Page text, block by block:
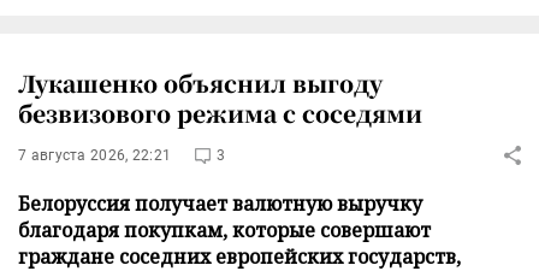
Лукашенко объяснил выгоду
безвизового режима с соседями
7 августа 2026, 22:21 3
Белоруссия получает валютную выручку
благодаря покупкам, которые совершают
граждане соседних европейских государств,